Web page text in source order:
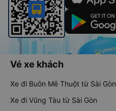
Vé xe khách
Xe đi Buôn Mê Thuột từ Sài Gòn
Xe đi Vũng Tàu từ Sài Gòn